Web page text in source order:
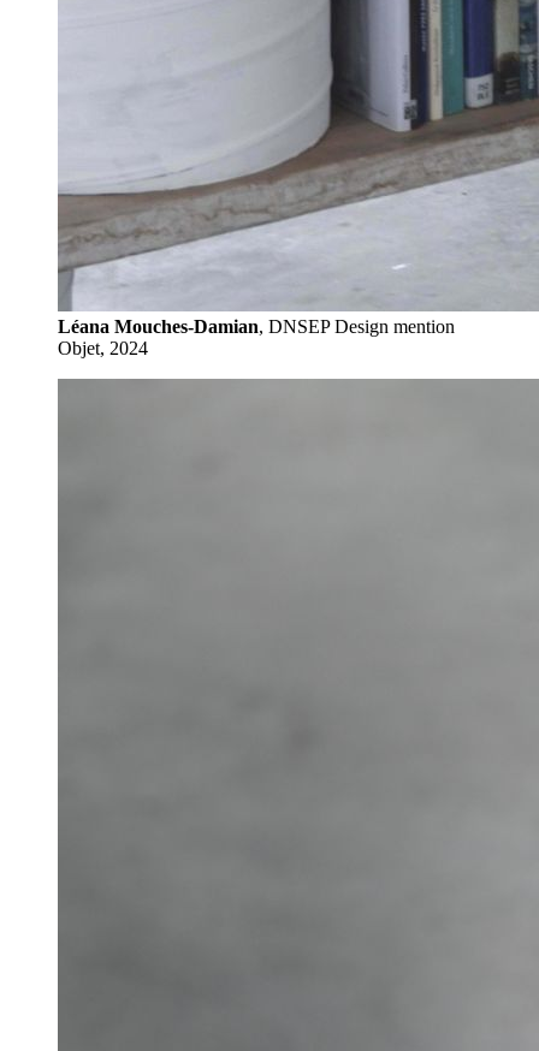
Léana Mouches-Damian, DNSEP Design mention
Objet, 2024